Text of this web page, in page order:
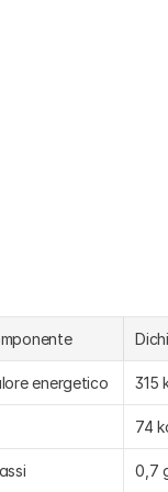
energetico 315
74
0,7